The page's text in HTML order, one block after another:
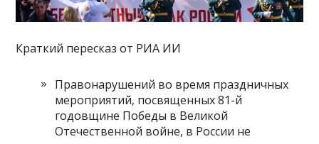
Краткий пересказ от РИА ИИ
Правонарушений во время праздничных
мероприятий, посвященных 81-й
годовщине Победы в Великой
Отечественной войне, в России не